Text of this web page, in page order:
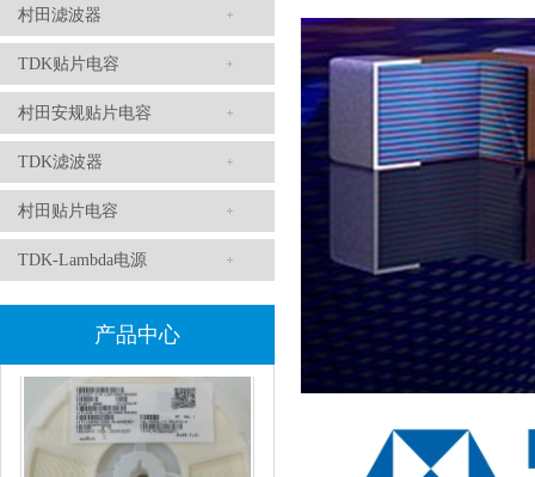
村田滤波器
TDK贴片电容
村田安规贴片电容
TDK滤波器
村田贴片电容
TDK-Lambda电源
产品中心
村田磁珠BLM18AG102SH1D